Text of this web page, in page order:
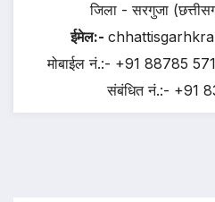
जिला - सरगुजा
ईमेल:-
मोबाईल नं.:- +91 88785
संबंधित नं.:- +91